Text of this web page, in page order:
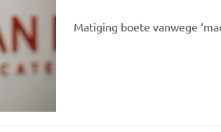
Matiging boete vanwege